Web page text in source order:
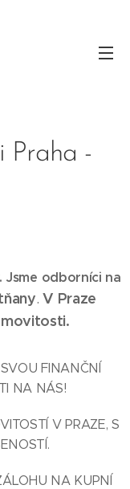
Praha -
Jsme odborníci na
. V Praze
FINANČNÍ
NA NÁS!
V PRAZE, S
NA KUPNÍ